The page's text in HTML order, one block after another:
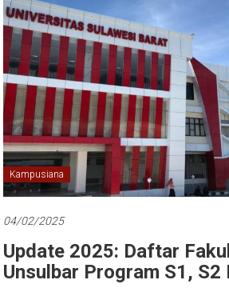
Kampusiana
04/02/2025
Update 2025: Daftar
Unsulbar Program S1,